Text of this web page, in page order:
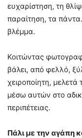
ευχαρίστηση, τη
παραίτηση, τα
βλέμμα.
Κοιτώντας
βάλει, από φελλό,
χειροποίητη, μελετά
μέσω αυτών στο
περιπέτειας.
Πάλι με την αγάπη